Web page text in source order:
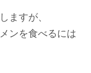
ますが、
ンを食べるには